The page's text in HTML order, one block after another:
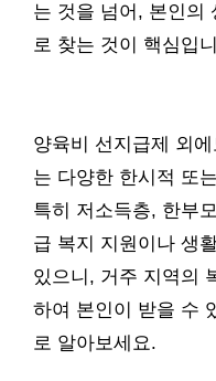
는 것을 넘어, 본인의
로 찾는 것이 핵심입
양육비 선지급제 외
는 다양한 한시적 또
특히 저소득층, 한부
급 복지 지원이나 생
있으니, 거주 지역의
하여 본인이 받을 수
로 알아보세요.